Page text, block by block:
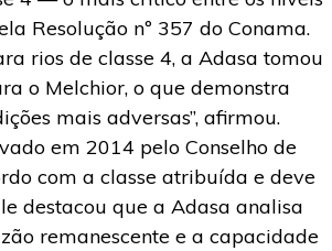
Resolução nº 357 do Conama.
rios de classe 4, a Adasa tomou
o Melchior, o que demonstra
mais adversas”, afirmou.
em 2014 pelo Conselho de
com a classe atribuída e deve
destacou que a Adasa analisa
remanescente e a capacidade